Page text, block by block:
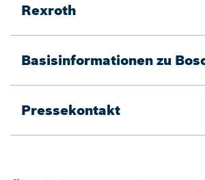
Rexroth
Basisinformationen zu
Pressekontakt